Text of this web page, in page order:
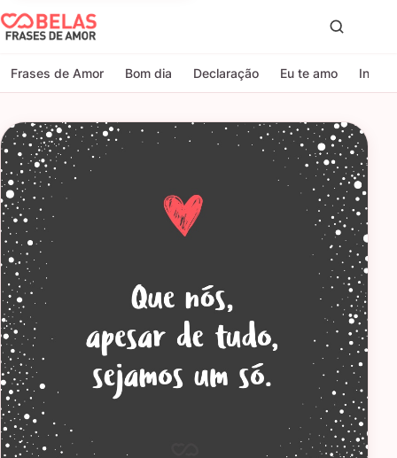
Belas Frases de Amor
Frases de Amor Bom dia Declaração Eu te amo